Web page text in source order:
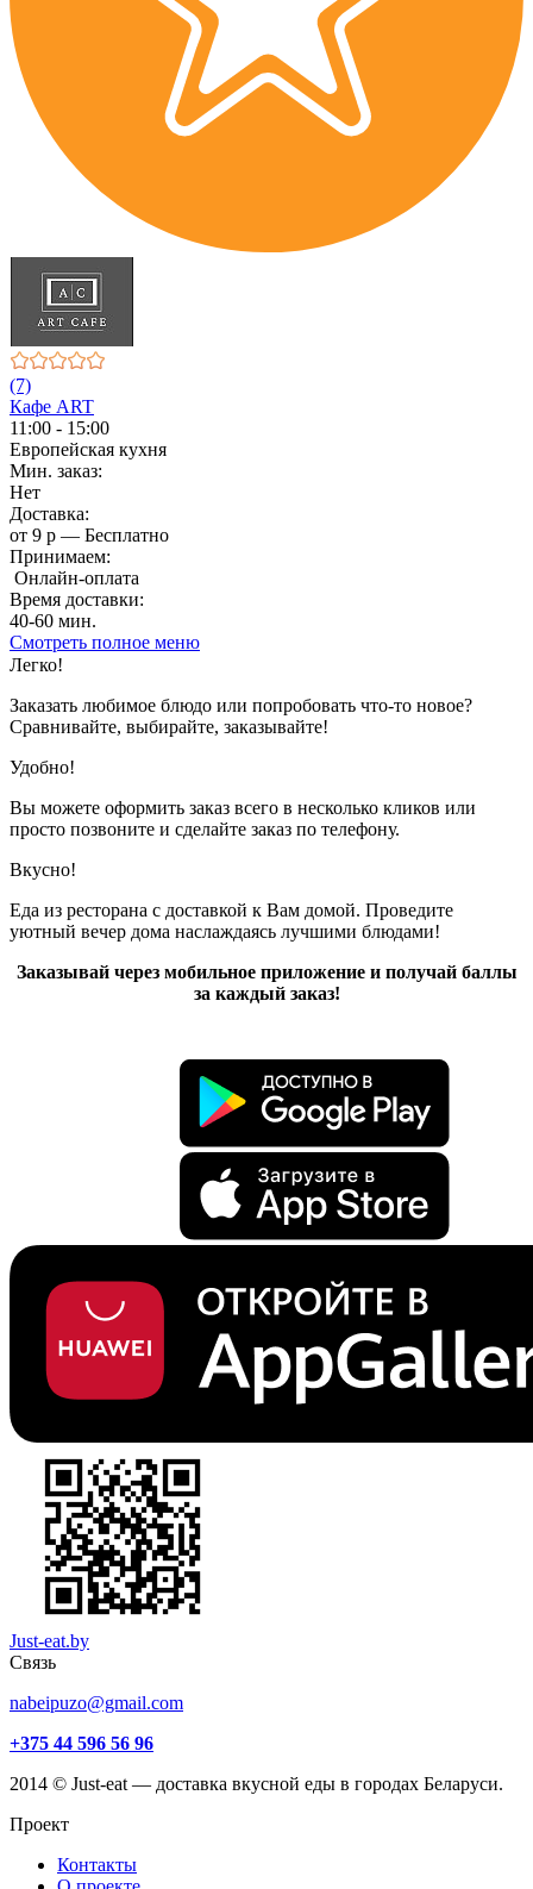
(7)
Кафе ART
11:00 - 15:00
Европейская кухня
Мин. заказ:
Нет
Доставка:
от 9 р — Бесплатно
Принимаем:
Онлайн-оплата
Время доставки:
40-60 мин.
Смотреть полное меню
Показано с 1 по 7 из 7 (всего 1 страниц)
Легко!
Заказать любимое блюдо или попробовать что-то новое?
Сравнивайте, выбирайте, заказывайте!
Удобно!
Вы можете оформить заказ всего в несколько кликов или
просто позвоните и сделайте заказ по телефону.
Вкусно!
Еда из ресторана с доставкой к Вам домой. Проведите
уютный вечер дома наслаждаясь лучшими блюдами!
Заказывай через мобильное приложение и получай баллы
за каждый заказ!
Just-eat.by
Связь
nabeipuzo@gmail.com
+375 44 596 56 96
2014 © Just-eat — доставка вкусной еды в городах Беларуси.
Проект
Контакты